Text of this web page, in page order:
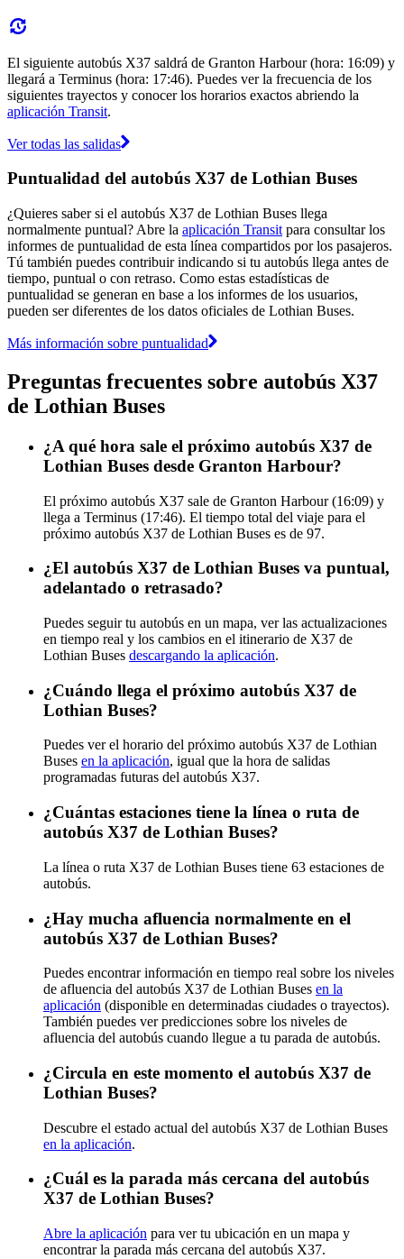
El siguiente autobús X37 saldrá de Granton Harbour (hora: 16:09) y
llegará a Terminus (hora: 17:46). Puedes ver la frecuencia de los
siguientes trayectos y conocer los horarios exactos abriendo la
aplicación Transit.
Ver todas las salidas
Puntualidad del autobús X37 de Lothian Buses
¿Quieres saber si el autobús X37 de Lothian Buses llega
normalmente puntual? Abre la aplicación Transit para consultar los
informes de puntualidad de esta línea compartidos por los pasajeros.
Tú también puedes contribuir indicando si tu autobús llega antes de
tiempo, puntual o con retraso. Como estas estadísticas de
puntualidad se generan en base a los informes de los usuarios,
pueden ser diferentes de los datos oficiales de Lothian Buses.
Más información sobre puntualidad
Preguntas frecuentes sobre autobús X37
de Lothian Buses
¿A qué hora sale el próximo autobús X37 de
Lothian Buses desde Granton Harbour?
El próximo autobús X37 sale de Granton Harbour (16:09) y
llega a Terminus (17:46). El tiempo total del viaje para el
próximo autobús X37 de Lothian Buses es de 97.
¿El autobús X37 de Lothian Buses va puntual,
adelantado o retrasado?
Puedes seguir tu autobús en un mapa, ver las actualizaciones
en tiempo real y los cambios en el itinerario de X37 de
Lothian Buses descargando la aplicación.
¿Cuándo llega el próximo autobús X37 de
Lothian Buses?
Puedes ver el horario del próximo autobús X37 de Lothian
Buses en la aplicación, igual que la hora de salidas
programadas futuras del autobús X37.
¿Cuántas estaciones tiene la línea o ruta de
autobús X37 de Lothian Buses?
La línea o ruta X37 de Lothian Buses tiene 63 estaciones de
autobús.
¿Hay mucha afluencia normalmente en el
autobús X37 de Lothian Buses?
Puedes encontrar información en tiempo real sobre los niveles
de afluencia del autobús X37 de Lothian Buses en la
aplicación (disponible en determinadas ciudades o trayectos).
También puedes ver predicciones sobre los niveles de
afluencia del autobús cuando llegue a tu parada de autobús.
¿Circula en este momento el autobús X37 de
Lothian Buses?
Descubre el estado actual del autobús X37 de Lothian Buses
en la aplicación.
¿Cuál es la parada más cercana del autobús
X37 de Lothian Buses?
Abre la aplicación para ver tu ubicación en un mapa y
encontrar la parada más cercana del autobús X37.